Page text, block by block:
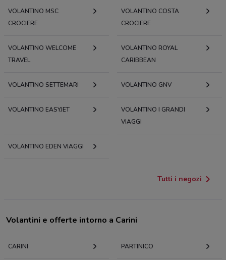
VOLANTINO MSC
CROCIERE
VOLANTINO COSTA
CROCIERE
VOLANTINO WELCOME
TRAVEL
VOLANTINO ROYAL
CARIBBEAN
VOLANTINO SETTEMARI VOLANTINO GNV
VOLANTINO EASYJET
VOLANTINO I GRANDI
VIAGGI
VOLANTINO EDEN VIAGGI
Tutti i negozi
Volantini e offerte intorno a Carini
CARINI PARTINICO